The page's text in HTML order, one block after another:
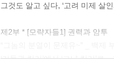
그것도 알고 싶다, ‘고려 미제 살
제2부 * [모략자들1] 권력과 암투
‘기득권 킬러’에서 ‘그냥 킬러’로